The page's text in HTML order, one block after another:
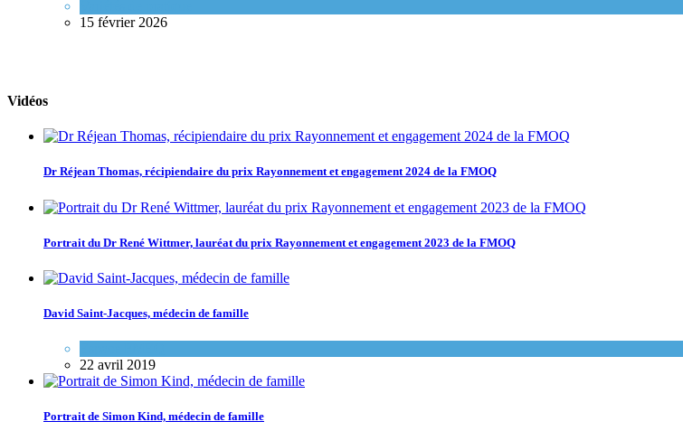
15 février 2026
Vidéos
Dr Réjean Thomas, récipiendaire du prix Rayonnement et engagement 2024 de la FMOQ
Portrait du Dr René Wittmer, lauréat du prix Rayonnement et engagement 2023 de la FMOQ
David Saint-Jacques, médecin de famille
22 avril 2019
Portrait de Simon Kind, médecin de famille